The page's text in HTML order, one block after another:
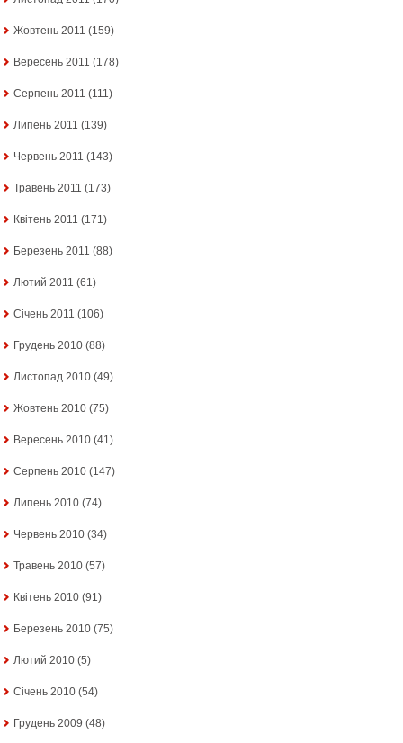
Жовтень 2011 (159)
Вересень 2011 (178)
Серпень 2011 (111)
Липень 2011 (139)
Червень 2011 (143)
Травень 2011 (173)
Квітень 2011 (171)
Березень 2011 (88)
Лютий 2011 (61)
Січень 2011 (106)
Грудень 2010 (88)
Листопад 2010 (49)
Жовтень 2010 (75)
Вересень 2010 (41)
Серпень 2010 (147)
Липень 2010 (74)
Червень 2010 (34)
Травень 2010 (57)
Квітень 2010 (91)
Березень 2010 (75)
Лютий 2010 (5)
Січень 2010 (54)
Грудень 2009 (48)